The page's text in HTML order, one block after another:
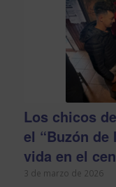
Los chicos
el “Buzón de
vida en el
3 de marzo de 2026